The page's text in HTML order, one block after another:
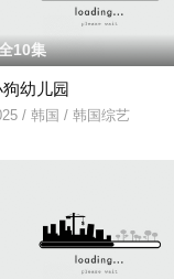
10集
狗幼儿园
/ 韩国 / 韩国综艺